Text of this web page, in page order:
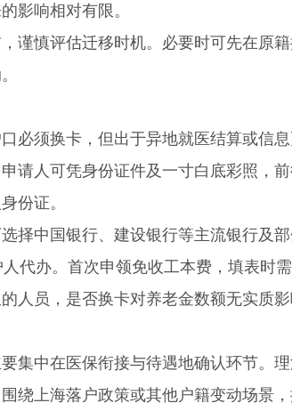
影响相对有限。
慎评估迁移时机。必要时可先在原籍
须换卡，但出于异地就医结算或信息
请人可凭身份证件及一寸白底彩照，
份证。
中国银行、建设银行等主流银行及部
代办。首次申领免收工本费，填表时
员，是否换卡对养老金数额无实质影
中在医保衔接与待遇地确认环节。理
绕上海落户政策或其他户籍变动场景